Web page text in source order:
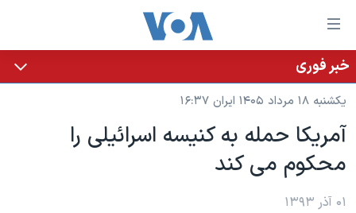
لینکهای
قابل
دسترسی
جهش
محتوای
اصلی
خانه
نسخه سبک وب‌سایت
موضوع ها
ایران
آمریکا
برنامه های تلویزیونی
جدول برنامه ها
خبر فوری
یکشنبه ۱۸ مرداد ۱۴۰۵ ایران ۱۶:۳۷
آمریکا حمله به کنیسه اسرائیلی را
محکوم می کند
۰۱ آذر ۱۳۹۳